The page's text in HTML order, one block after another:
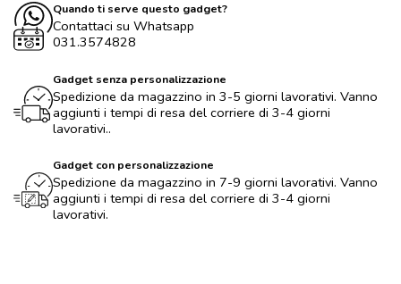
Quando ti serve questo gadget?
Contattaci su Whatsapp
031.3574828
Gadget senza personalizzazione
Spedizione da magazzino in 3-5 giorni lavorativi. Vanno
aggiunti i tempi di resa del corriere di 3-4 giorni
lavorativi..
Gadget con personalizzazione
Spedizione da magazzino in 7-9 giorni lavorativi. Vanno
aggiunti i tempi di resa del corriere di 3-4 giorni
lavorativi.